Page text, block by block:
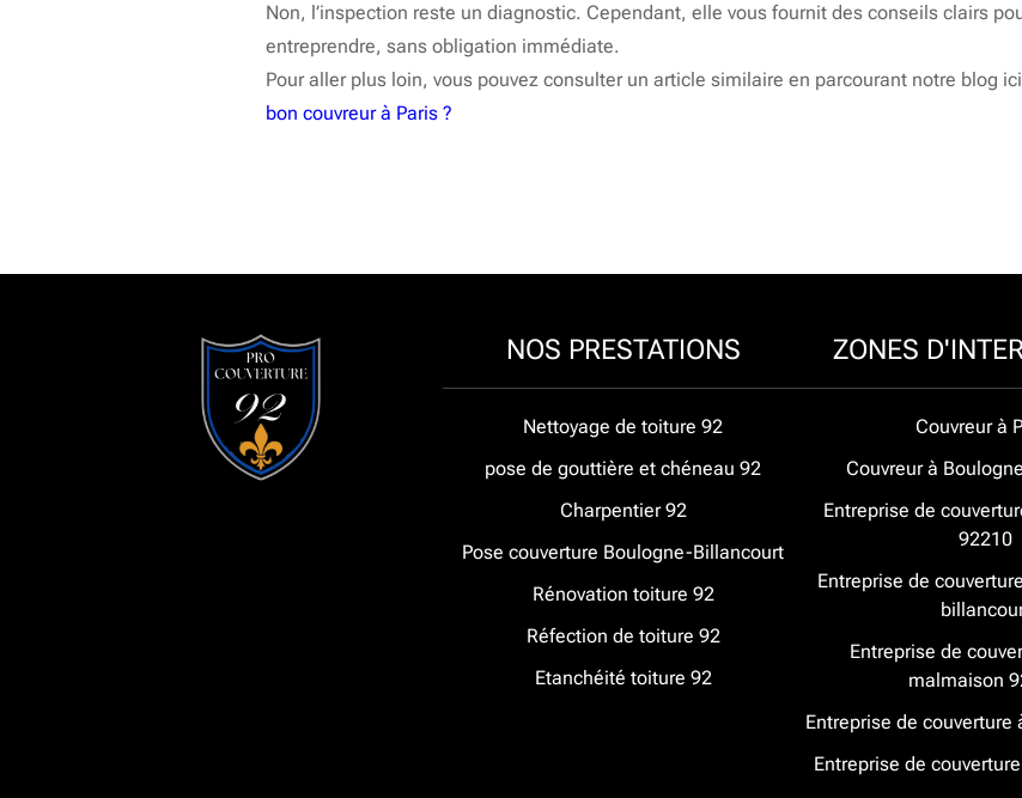
Non, l’inspection reste un diagnostic. Cependant, elle vous fournit des conseils clairs
entreprendre, sans obligation immédiate.
Pour aller plus loin, vous pouvez consulter un article similaire en parcourant notre blog
bon couvreur à Paris ?
NOS PRESTATIONS
Nettoyage de toiture 92
pose de gouttière et chéneau 92
Charpentier 92
Pose couverture Boulogne-Billancourt
Rénovation toiture 92
Réfection de toiture 92
Etanchéité toiture 92
ZONES
Couvreur à
Couvreur à
Entreprise de
92210
Entreprise de
Entreprise de
malmaison
Entreprise de couverture
Entreprise de